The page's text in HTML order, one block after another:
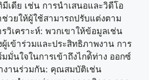
เดีย เช่น การนำเสนอและวิดีโอ
วยให้ผู้ใช้สามารถปรับแต่งตาม
วิเคราะห์: พวกเขาให้ข้อมูลเช่น
เข้าร่วมและประสิทธิภาพงาน การ
มั่นใจในการเข้าถึงไกด์ิท่าง ออกซ์
งานร่วมกัน: คุณสมบัติเช่น